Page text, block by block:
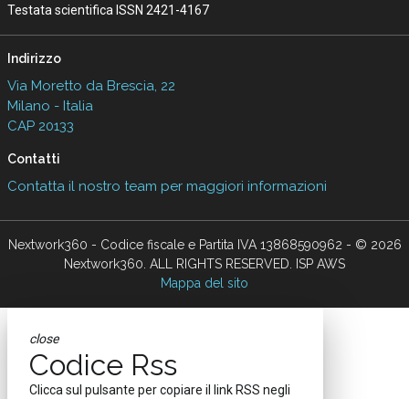
Testata scientifica ISSN 2421-4167
Indirizzo
Via Moretto da Brescia, 22
Milano - Italia
CAP 20133
Contatti
Contatta il nostro team per maggiori informazioni
Nextwork360 - Codice fiscale e Partita IVA 13868590962 - © 2026
Nextwork360. ALL RIGHTS RESERVED. ISP AWS
Mappa del sito
close
Codice Rss
Clicca sul pulsante per copiare il link RSS negli